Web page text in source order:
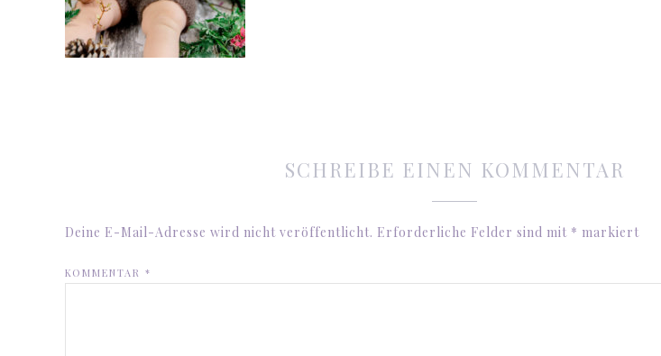
SCHREIBE EINEN KOMMENTAR
Deine E-Mail-Adresse wird nicht veröffentlicht. Erforderliche Felder sind mit * markiert
KOMMENTAR *